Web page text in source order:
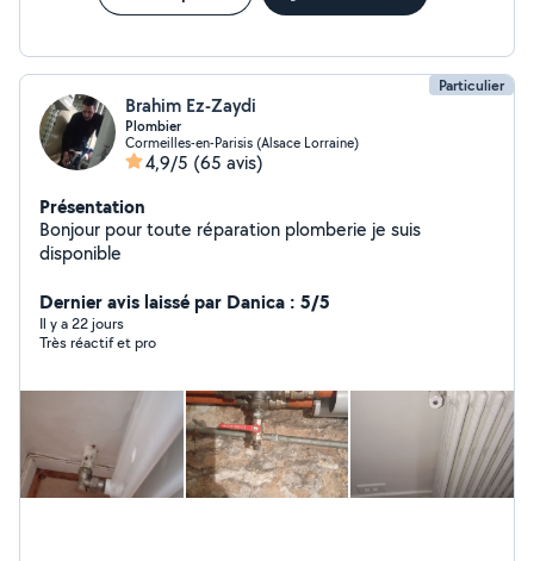
Particulier
Brahim Ez-Zaydi
Plombier
Cormeilles-en-Parisis (Alsace Lorraine)
4,9/5 (65 avis)
Présentation
Bonjour pour toute réparation plomberie je suis
disponible
Dernier avis laissé par Danica : 5/5
Il y a 22 jours
Très réactif et pro